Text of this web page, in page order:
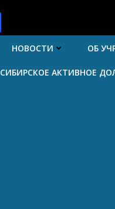
НОВОСТИ ОБ
СИБИРСКОЕ АКТИВНОЕ